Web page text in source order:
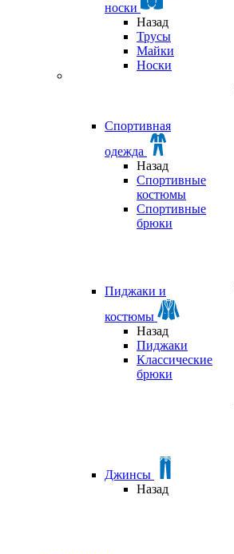
носки
Назад
Трусы
Майки
Носки
Спортивная
одежда
Назад
Спортивные
костюмы
Спортивные
брюки
Пиджаки и
костюмы
Назад
Пиджаки
Классические
брюки
Джинсы
Назад